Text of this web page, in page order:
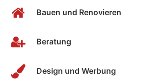
Bauen und Renovieren
Beratung
Design und Werbung